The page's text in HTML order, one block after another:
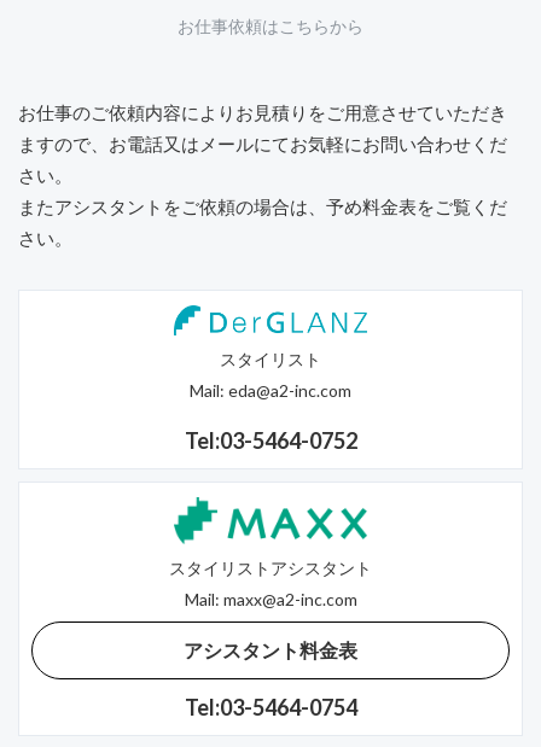
お仕事依頼はこちらから
お仕事のご依頼内容によりお見積りをご用意させていただき
ますので、 お電話又はメールにてお気軽にお問い合わせくだ
さい。
またアシスタントをご依頼の場合は、予め料金表をご覧くだ
さい。
スタイリスト
Mail: eda@a2-inc.com
Tel:03-5464-0752
スタイリストアシスタント
Mail: maxx@a2-inc.com
アシスタント料金表
Tel:03-5464-0754